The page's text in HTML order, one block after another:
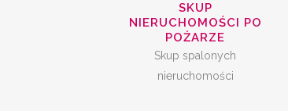
SKUP
NIERUCHOMOŚCI PO
POŻARZE
Skup spalonych
nieruchomości